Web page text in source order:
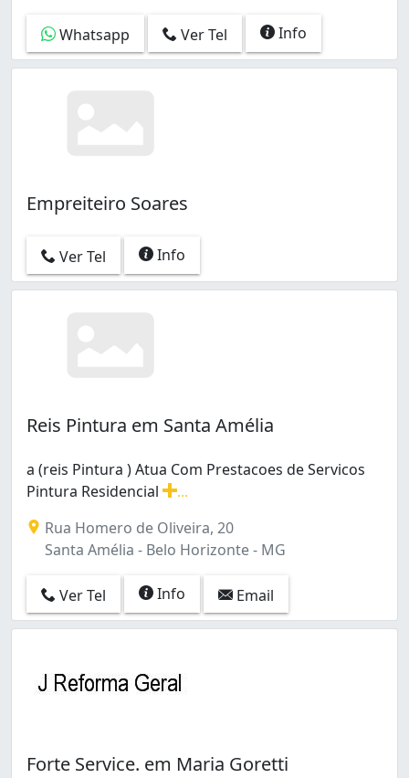
Whatsapp Ver Tel Info
Empreiteiro Soares
Ver Tel Info
Reis Pintura em Santa Amélia
a (reis Pintura ) Atua Com Prestacoes de Servicos
Pintura Residencial
Rua Homero de Oliveira, 20
Santa Amélia - Belo Horizonte - MG
Ver Tel Info Email
Forte Service. em Maria Goretti